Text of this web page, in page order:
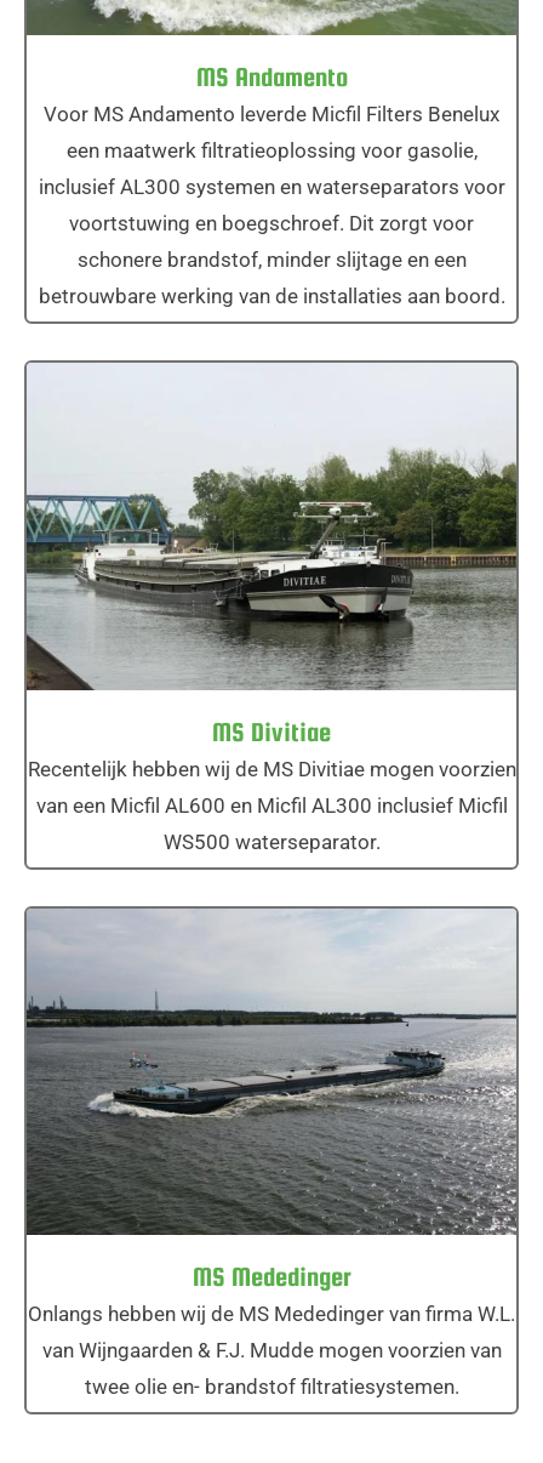
MS Andamento
Voor MS Andamento leverde Micfil Filters Benelux
een maatwerk filtratieoplossing voor gasolie,
inclusief AL300 systemen en waterseparators voor
voortstuwing en boegschroef. Dit zorgt voor
schonere brandstof, minder slijtage en een
betrouwbare werking van de installaties aan boord.
MS Divitiae
MS Divitiae
Recentelijk hebben wij de MS Divitiae mogen voorzien
van een Micfil AL600 en Micfil AL300 inclusief Micfil
WS500 waterseparator.
MS Mededinger
MS Mededinger
Onlangs hebben wij de MS Mededinger van firma W.L.
van Wijngaarden & F.J. Mudde mogen voorzien van
twee olie en- brandstof filtratiesystemen.